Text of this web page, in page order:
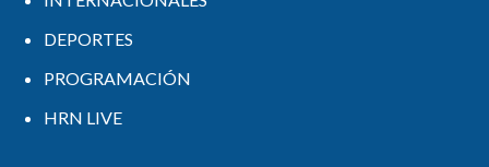
DEPORTES
PROGRAMACIÓN
HRN LIVE